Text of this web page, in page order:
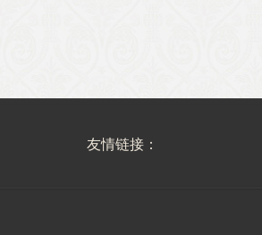
友情链接：